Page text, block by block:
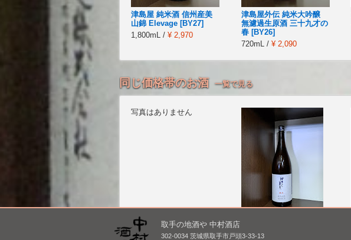
津島屋 純米酒 信州産美
山錦 Elevage [BY27]
1,800mL / ¥ 2,970
津島屋外伝 純米大吟醸
無濾過生原酒 三十九才の
春 [BY26]
720mL / ¥ 2,090
同じ価格帯のお酒 一覧で見る
写真はありません
鳳凰美田 純米大吟醸 原
ゆきの美人 純米(火入れ)
取手の地酒や 中村酒店
302-0034 茨城県取手市戸頭3-33-13